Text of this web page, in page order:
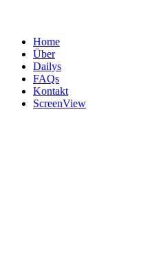
Home
Über
Dailys
FAQs
Kontakt
ScreenView